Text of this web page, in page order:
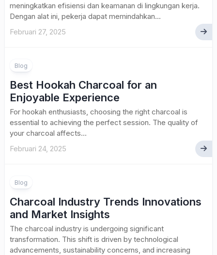
meningkatkan efisiensi dan keamanan di lingkungan kerja.
Dengan alat ini, pekerja dapat memindahkan...
Februari 27, 2025
Blog
Best Hookah Charcoal for an
Enjoyable Experience
For hookah enthusiasts, choosing the right charcoal is
essential to achieving the perfect session. The quality of
your charcoal affects...
Februari 24, 2025
Blog
Charcoal Industry Trends Innovations
and Market Insights
The charcoal industry is undergoing significant
transformation. This shift is driven by technological
advancements, sustainability concerns, and increasing